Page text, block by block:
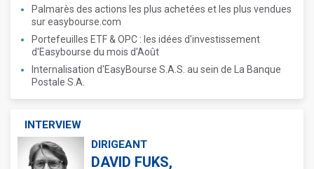
Palmarès des actions les plus achetées et les plus vendues
sur easybourse.com
Portefeuilles ETF & OPC : les idées d'investissement
d'Easybourse du mois d'Août
Internalisation d'EasyBourse S.A.S. au sein de La Banque
Postale S.A.
INTERVIEW
DIRIGEANT
DAVID FUKS,